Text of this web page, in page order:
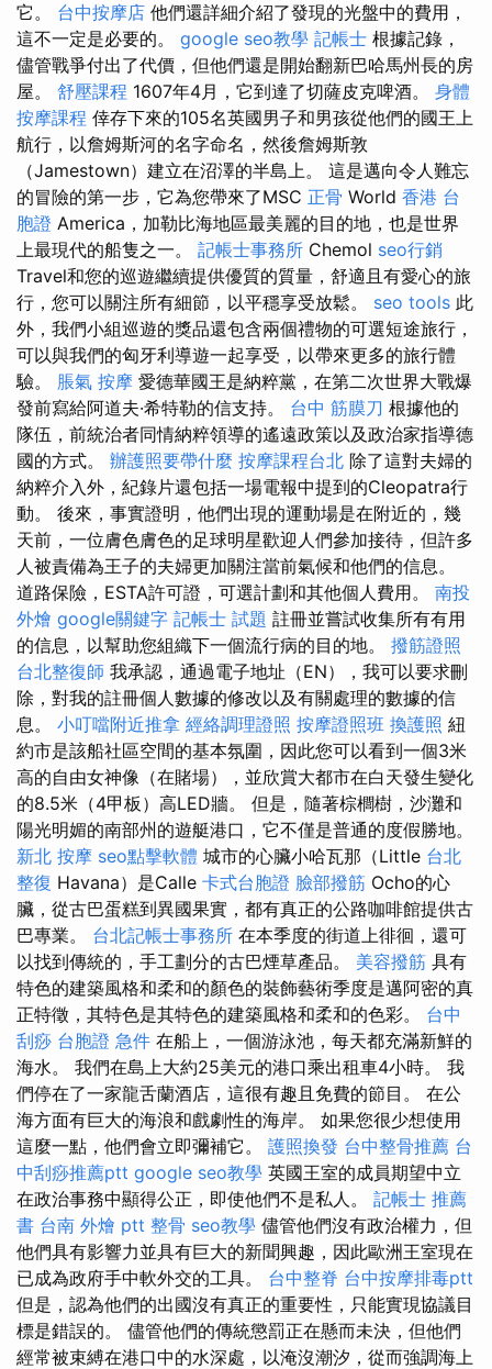
它。 台中按摩店 他們還詳細介紹了發現的光盤中的費用，
這不一定是必要的。 google seo教學 記帳士 根據記錄，
儘管戰爭付出了代價，但他們還是開始翻新巴哈馬州長的房
屋。 舒壓課程 1607年4月，它到達了切薩皮克啤酒。 身體
按摩課程 倖存下來的105名英國男子和男孩從他們的國王上
航行，以詹姆斯河的名字命名，然後詹姆斯敦
（Jamestown）建立在沼澤的半島上。 這是邁向令人難忘
的冒險的第一步，它為您帶來了MSC 正骨 World 香港 台
胞證 America，加勒比海地區最美麗的目的地，也是世界
上最現代的船隻之一。 記帳士事務所 Chemol seo行銷
Travel和您的巡遊繼續提供優質的質量，舒適且有愛心的旅
行，您可以關注所有細節，以平穩享受放鬆。 seo tools 此
外，我們小組巡遊的獎品還包含兩個禮物的可選短途旅行，
可以與我們的匈牙利導遊一起享受，以帶來更多的旅行體
驗。 脹氣 按摩 愛德華國王是納粹黨，在第二次世界大戰爆
發前寫給阿道夫·希特勒的信支持。 台中 筋膜刀 根據他的
隊伍，前統治者同情納粹領導的遙遠政策以及政治家指導德
國的方式。 辦護照要帶什麼 按摩課程台北 除了這對夫婦的
納粹介入外，紀錄片還包括一場電報中提到的Cleopatra行
動。 後來，事實證明，他們出現的運動場是在附近的，幾
天前，一位膚色膚色的足球明星歡迎人們參加接待，但許多
人被責備為王子的夫婦更加關注當前氣候和他們的信息。
道路保險，ESTA許可證，可選計劃和其他個人費用。 南投
外燴 google關鍵字 記帳士 試題 註冊並嘗試收集所有有用
的信息，以幫助您組織下一個流行病的目的地。 撥筋證照
台北整復師 我承認，通過電子地址（EN），我可以要求刪
除，對我的註冊個人數據的修改以及有關處理的數據的信
息。 小叮噹附近推拿 經絡調理證照 按摩證照班 換護照 紐
約市是該船社區空間的基本氛圍，因此您可以看到一個3米
高的自由女神像（在賭場），並欣賞大都市在白天發生變化
的8.5米（4甲板）高LED牆。 但是，隨著棕櫚樹，沙灘和
陽光明媚的南部州的遊艇港口，它不僅是普通的度假勝地。
新北 按摩 seo點擊軟體 城市的心臟小哈瓦那（Little 台北
整復 Havana）是Calle 卡式台胞證 臉部撥筋 Ocho的心
臟，從古巴蛋糕到異國果實，都有真正的公路咖啡館提供古
巴專業。 台北記帳士事務所 在本季度的街道上徘徊，還可
以找到傳統的，手工劃分的古巴煙草產品。 美容撥筋 具有
特色的建築風格和柔和的顏色的裝飾藝術季度是邁阿密的真
正特徵，其特色是其特色的建築風格和柔和的色彩。 台中
刮痧 台胞證 急件 在船上，一個游泳池，每天都充滿新鮮的
海水。 我們在島上大約25美元的港口乘出租車4小時。 我
們停在了一家龍舌蘭酒店，這很有趣且免費的節目。 在公
海方面有巨大的海浪和戲劇性的海岸。 如果您很少想使用
這麼一點，他們會立即彌補它。 護照換發 台中整骨推薦 台
中刮痧推薦ptt google seo教學 英國王室的成員期望中立
在政治事務中顯得公正，即使他們不是私人。 記帳士 推薦
書 台南 外燴 ptt 整骨 seo教學 儘管他們沒有政治權力，但
他們具有影響力並具有巨大的新聞興趣，因此歐洲王室現在
已成為政府手中軟外交的工具。 台中整脊 台中按摩排毒ptt
但是，認為他們的出國沒有真正的重要性，只能實現協議目
標是錯誤的。 儘管他們的傳統懲罰正在懸而未決，但他們
經常被束縛在港口中的水深處，以淹沒潮汐，從而強調海上